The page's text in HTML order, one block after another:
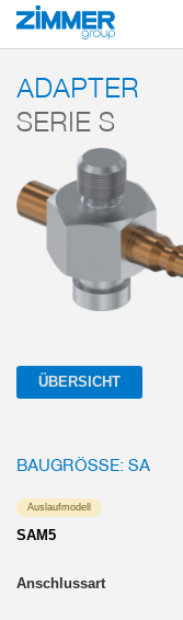
Start Produkte
ADAPTER
SERIE S
ÜBERSICHT
BAUGRÖSSE: SA
Auslaufmodell
SAM5